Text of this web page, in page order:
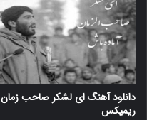
دانلود آهنگ ای لشکر صاحب زمان
ریمیکس